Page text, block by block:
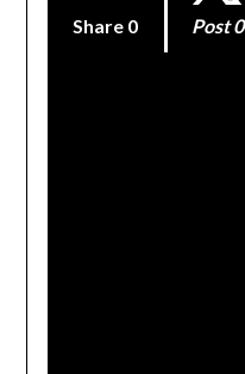
Share 0 Post 0